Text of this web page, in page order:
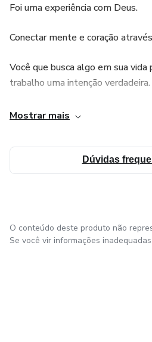
Foi uma experiência com Deus.
Conectar mente e coração
Você que busca algo em sua
trabalho uma intenção verdadeira.
Acessar pela fé aquilo que muita
O Pai, Deus, Criador como há
lo, sim busca pessoas que
Mostrar mais
Dúvidas
O conteúdo deste produto não
Se você vir informações inadequadas,